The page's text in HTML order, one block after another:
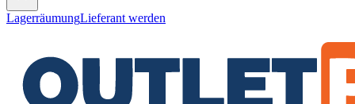
LagerräumungLieferant werden